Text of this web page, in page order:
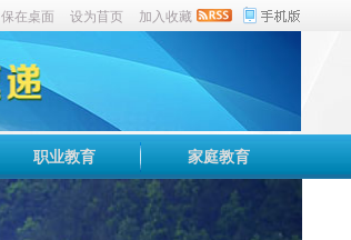
保在桌面 设为苜页 加入收藏
职业教育 家庭教育